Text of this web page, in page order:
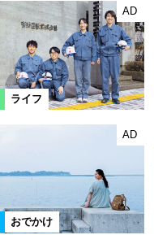
ライフ
AD
おでかけ
AD